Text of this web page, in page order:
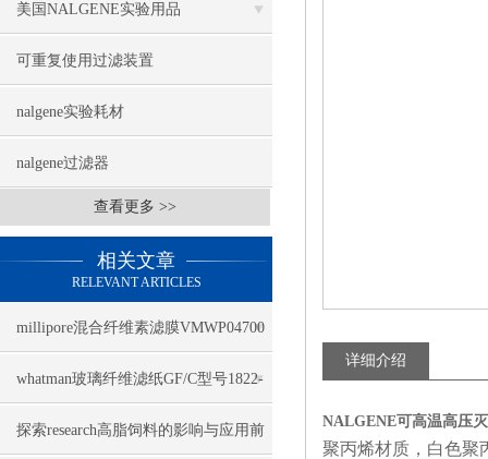
美国NALGENE实验用品
可重复使用过滤装置
nalgene实验耗材
nalgene过滤器
查看更多 >>
相关文章
RELEVANT ARTICLES
millipore混合纤维素滤膜VMWP04700
技术参数
whatman玻璃纤维滤纸GF/C型号1822-
047几大特点
探索research高脂饲料的影响与应用前
详细介绍
NALGENE可高温高压
聚丙烯材质，白色聚